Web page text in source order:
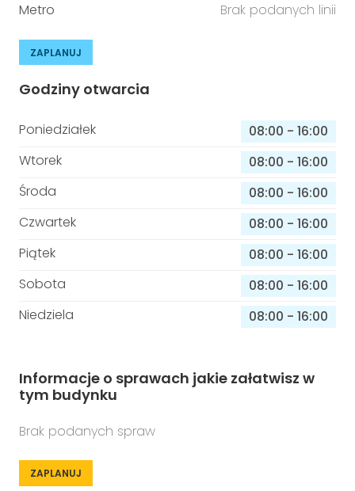
Metro
Brak podanych linii
ZAPLANUJ
Godziny otwarcia
Poniedziałek 08:00 - 16:00
Wtorek
08:00 - 16:00
Środa
08:00 - 16:00
Czwartek
08:00 - 16:00
Piątek
08:00 - 16:00
Sobota
08:00 - 16:00
Niedziela
08:00 - 16:00
Informacje o sprawach jakie załatwisz w
tym budynku
Brak podanych spraw
ZAPLANUJ